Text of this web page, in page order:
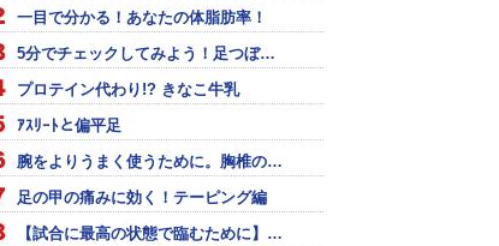
一目で分かる！あなたの体脂肪率！
5分でチェックしてみよう！足つぼ…
プロテイン代わり!? きなこ牛乳
ｱｽﾘｰﾄと偏平足
腕をよりうまく使うために。胸椎の…
足の甲の痛みに効く！テーピング編
【試合に最高の状態で臨むために】…